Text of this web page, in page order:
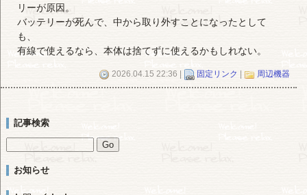
リーが原因。
バッテリーが死んで、中から取り外すことになったとして
も、
有線で使えるなら、本体は捨てずに使えるかもしれない。
2026.04.15 22:36 | 固定リンク | 周辺機器
記事検索
お知らせ